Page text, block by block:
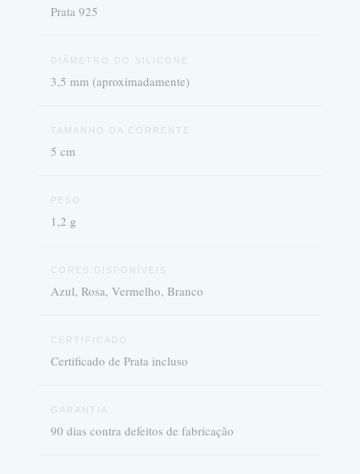
Prata 925
DIÂMETRO DO SILICONE
3,5 mm (aproximadamente)
TAMANHO DA CORRENTE
5 cm
PESO
1,2 g
CORES DISPONÍVEIS
Azul, Rosa, Vermelho, Branco
CERTIFICADO
Certificado de Prata incluso
GARANTIA
90 dias contra defeitos de fabricação